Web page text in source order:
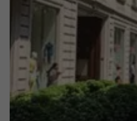
Anbieter youtube.com
Laufzeit 2 Jahre
Zweck
YouTube
eingebettete
registriert